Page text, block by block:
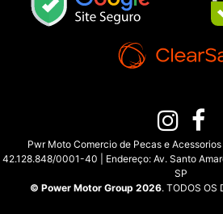
Pwr Moto Comercio de Pecas e
42.128.848/0001-40 | Endereço: Av. Santo
SP
© Power Motor Group 2026. TODOS OS